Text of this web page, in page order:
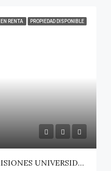
EN RENTA PROPIEDAD DISPONIBLE
CASA EN RENTA EN MISIONES UNIVERSIDAD